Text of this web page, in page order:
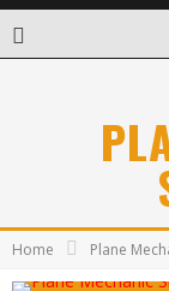
Home Plane